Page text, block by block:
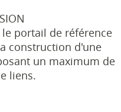
portail de référence
construction d'une
un maximum de
liens.